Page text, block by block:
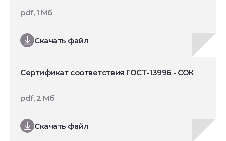
Скачать файл
pdf, 1 Мб
Сертификат соответствия ГОСТ-13996 - СОК
Скачать файл
pdf, 2 Мб